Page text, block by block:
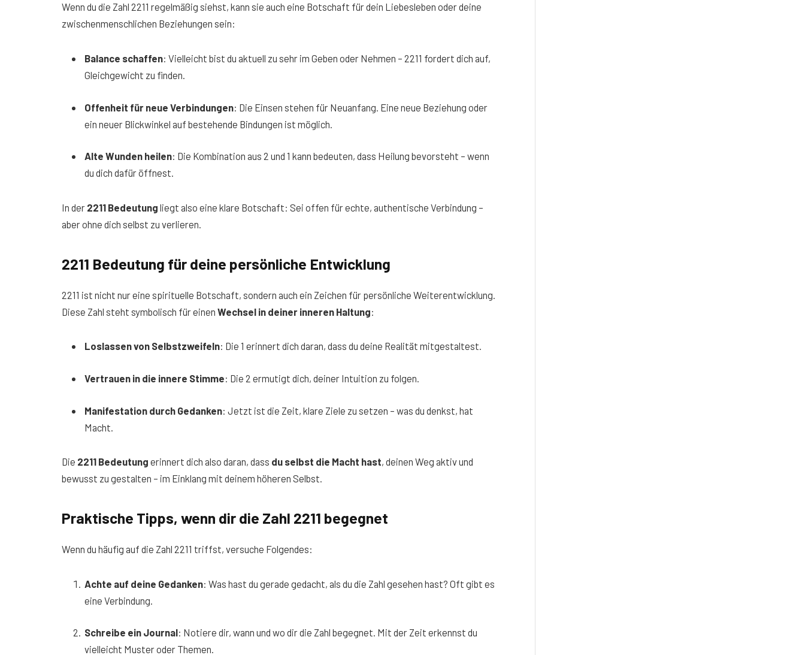
Wenn du die Zahl 2211 regelmäßig siehst, kann sie auch eine Botschaft für dein Liebesleben oder deine
zwischenmenschlichen Beziehungen sein:
Balance schaffen: Vielleicht bist du aktuell zu sehr im Geben oder Nehmen – 2211 fordert dich auf,
Gleichgewicht zu finden.
Offenheit für neue Verbindungen: Die Einsen stehen für Neuanfang. Eine neue Beziehung oder
ein neuer Blickwinkel auf bestehende Bindungen ist möglich.
Alte Wunden heilen: Die Kombination aus 2 und 1 kann bedeuten, dass Heilung bevorsteht – wenn
du dich dafür öffnest.
In der 2211 Bedeutung liegt also eine klare Botschaft: Sei offen für echte, authentische Verbindung –
aber ohne dich selbst zu verlieren.
2211 Bedeutung für deine persönliche Entwicklung
2211 ist nicht nur eine spirituelle Botschaft, sondern auch ein Zeichen für persönliche Weiterentwicklung.
Diese Zahl steht symbolisch für einen Wechsel in deiner inneren Haltung:
Loslassen von Selbstzweifeln: Die 1 erinnert dich daran, dass du deine Realität mitgestaltest.
Vertrauen in die innere Stimme: Die 2 ermutigt dich, deiner Intuition zu folgen.
Manifestation durch Gedanken: Jetzt ist die Zeit, klare Ziele zu setzen – was du denkst, hat
Macht.
Die 2211 Bedeutung erinnert dich also daran, dass du selbst die Macht hast, deinen Weg aktiv und
bewusst zu gestalten – im Einklang mit deinem höheren Selbst.
Praktische Tipps, wenn dir die Zahl 2211 begegnet
Wenn du häufig auf die Zahl 2211 triffst, versuche Folgendes:
Achte auf deine Gedanken: Was hast du gerade gedacht, als du die Zahl gesehen hast? Oft gibt es
eine Verbindung.
Schreibe ein Journal: Notiere dir, wann und wo dir die Zahl begegnet. Mit der Zeit erkennst du
vielleicht Muster oder Themen.